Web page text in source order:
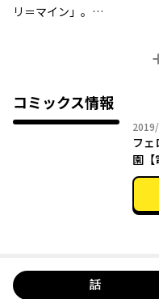
リ＝マイン」。
「ダイアン」に拾われて、
ハチャメチャで…!?
触手を持つ生徒に、授業
「ソコは…だめッ ずっとき
耳は先生の声に犯され、体
このままだと、先生に怒ら
コミックス情報
フ
園【
話